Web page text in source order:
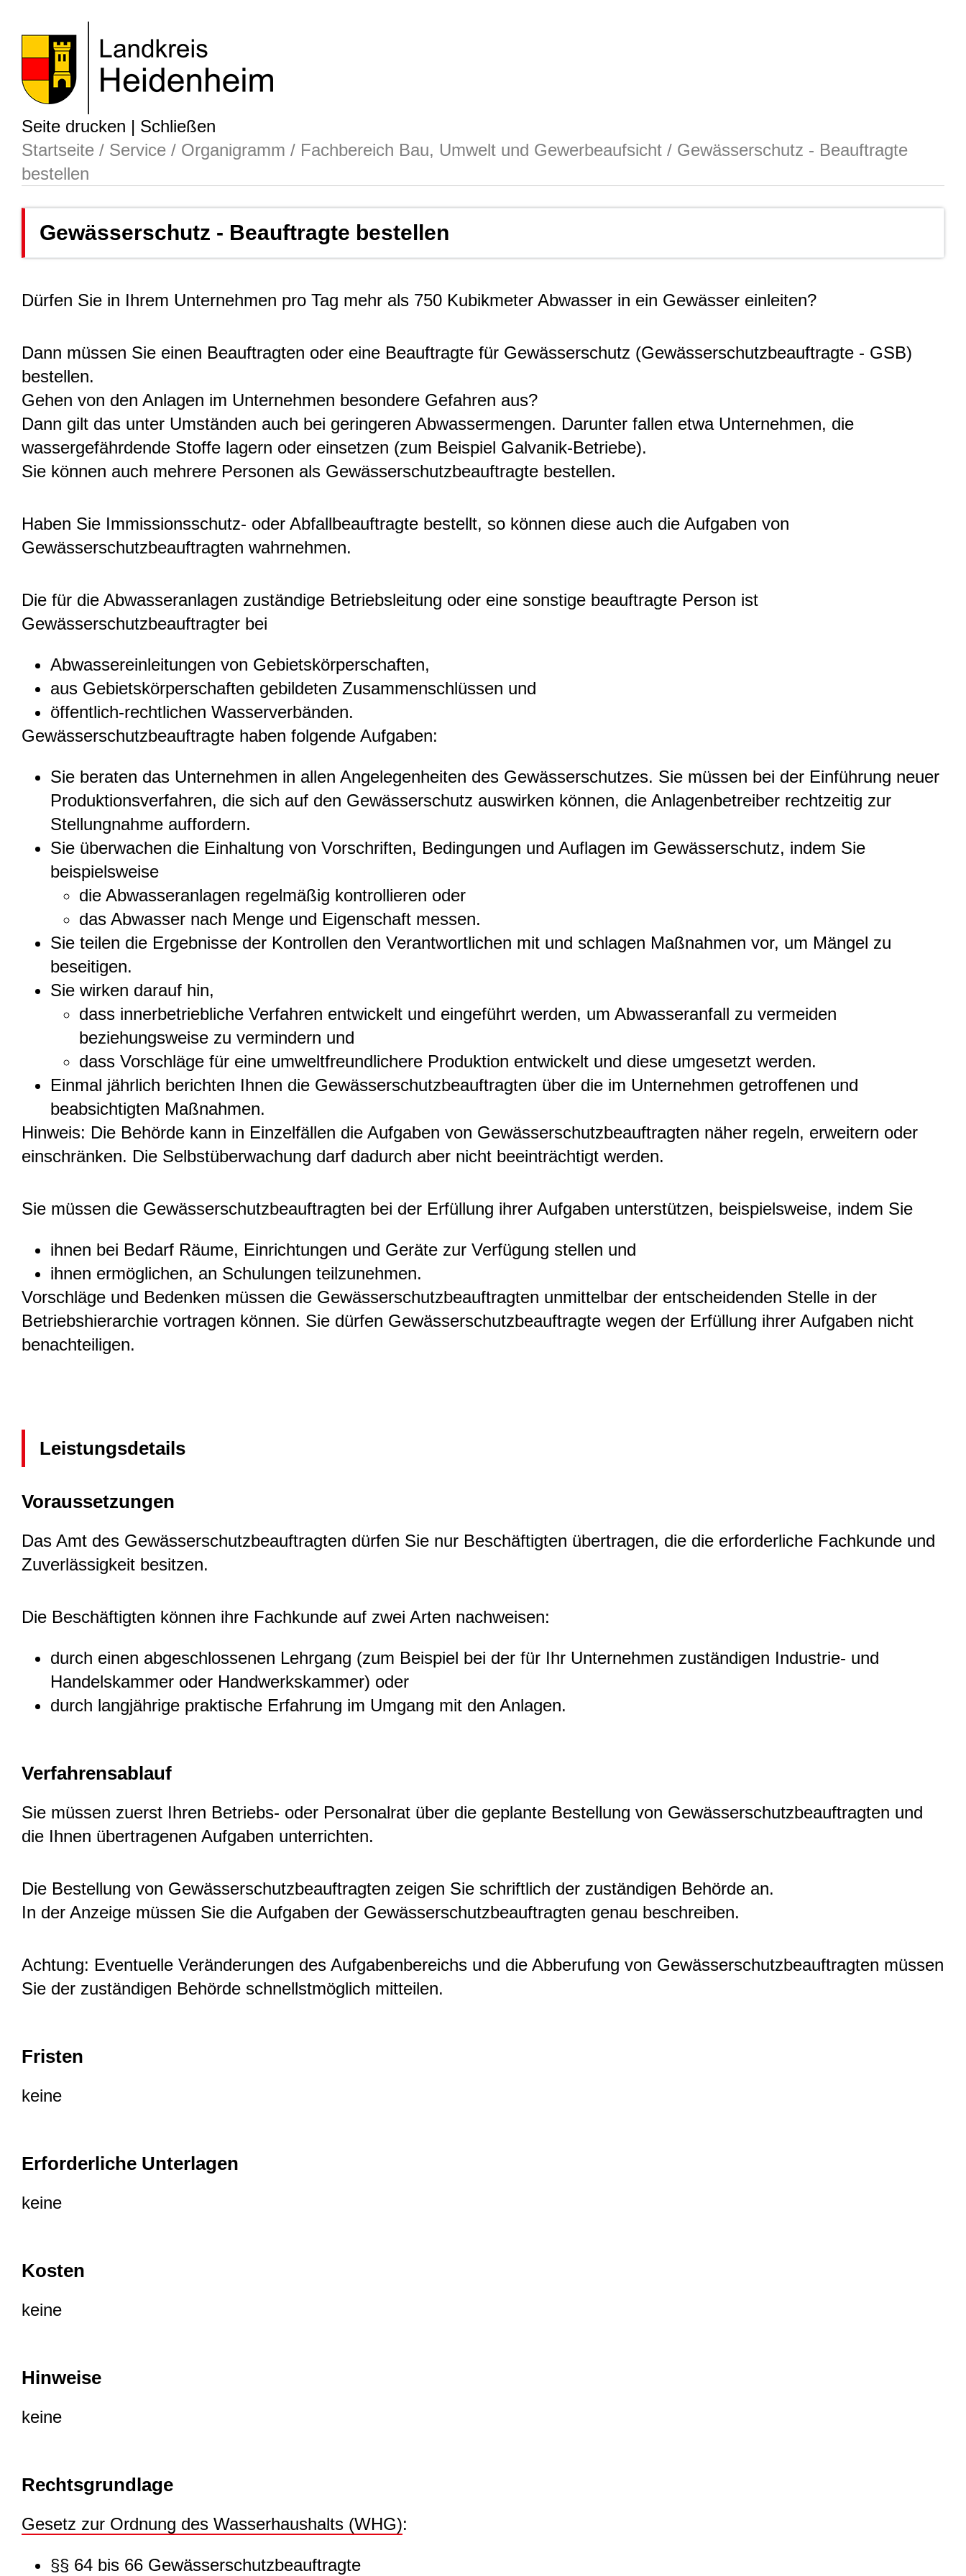
Seite drucken | Schließen
Startseite / Service / Organigramm / Fachbereich Bau, Umwelt und Gewerbeaufsicht / Gewässerschutz - Beauftragte
bestellen
Gewässerschutz - Beauftragte bestellen
Dürfen Sie in Ihrem Unternehmen pro Tag mehr als 750 Kubikmeter Abwasser in ein Gewässer einleiten?
Dann müssen Sie einen Beauftragten oder eine Beauftragte für Gewässerschutz (Gewässerschutzbeauftragte - GSB)
bestellen.
Gehen von den Anlagen im Unternehmen besondere Gefahren aus?
Dann gilt das unter Umständen auch bei geringeren Abwassermengen. Darunter fallen etwa Unternehmen, die
wassergefährdende Stoffe lagern oder einsetzen (zum Beispiel Galvanik-Betriebe).
Sie können auch mehrere Personen als Gewässerschutzbeauftragte bestellen.
Haben Sie Immissionsschutz- oder Abfallbeauftragte bestellt, so können diese auch die Aufgaben von
Gewässerschutzbeauftragten wahrnehmen.
Die für die Abwasseranlagen zuständige Betriebsleitung oder eine sonstige beauftragte Person ist
Gewässerschutzbeauftragter bei
Abwassereinleitungen von Gebietskörperschaften,
aus Gebietskörperschaften gebildeten Zusammenschlüssen und
öffentlich-rechtlichen Wasserverbänden.
Gewässerschutzbeauftragte haben folgende Aufgaben:
Sie beraten das Unternehmen in allen Angelegenheiten des Gewässerschutzes. Sie müssen bei der Einführung neuer
Produktionsverfahren, die sich auf den Gewässerschutz auswirken können, die Anlagenbetreiber rechtzeitig zur
Stellungnahme auffordern.
Sie überwachen die Einhaltung von Vorschriften, Bedingungen und Auflagen im Gewässerschutz, indem Sie
beispielsweise
die Abwasseranlagen regelmäßig kontrollieren oder
das Abwasser nach Menge und Eigenschaft messen.
Sie teilen die Ergebnisse der Kontrollen den Verantwortlichen mit und schlagen Maßnahmen vor, um Mängel zu
beseitigen.
Sie wirken darauf hin,
dass innerbetriebliche Verfahren entwickelt und eingeführt werden, um Abwasseranfall zu vermeiden
beziehungsweise zu vermindern und
dass Vorschläge für eine umweltfreundlichere Produktion entwickelt und diese umgesetzt werden.
Einmal jährlich berichten Ihnen die Gewässerschutzbeauftragten über die im Unternehmen getroffenen und
beabsichtigten Maßnahmen.
Hinweis: Die Behörde kann in Einzelfällen die Aufgaben von Gewässerschutzbeauftragten näher regeln, erweitern oder
einschränken. Die Selbstüberwachung darf dadurch aber nicht beeinträchtigt werden.
Sie müssen die Gewässerschutzbeauftragten bei der Erfüllung ihrer Aufgaben unterstützen, beispielsweise, indem Sie
ihnen bei Bedarf Räume, Einrichtungen und Geräte zur Verfügung stellen und
ihnen ermöglichen, an Schulungen teilzunehmen.
Vorschläge und Bedenken müssen die Gewässerschutzbeauftragten unmittelbar der entscheidenden Stelle in der
Betriebshierarchie vortragen können. Sie dürfen Gewässerschutzbeauftragte wegen der Erfüllung ihrer Aufgaben nicht
benachteiligen.
Leistungsdetails
Voraussetzungen
Das Amt des Gewässerschutzbeauftragten dürfen Sie nur Beschäftigten übertragen, die die erforderliche Fachkunde und
Zuverlässigkeit besitzen.
Die Beschäftigten können ihre Fachkunde auf zwei Arten nachweisen:
durch einen abgeschlossenen Lehrgang (zum Beispiel bei der für Ihr Unternehmen zuständigen Industrie- und
Handelskammer oder Handwerkskammer) oder
durch langjährige praktische Erfahrung im Umgang mit den Anlagen.
Verfahrensablauf
Sie müssen zuerst Ihren Betriebs- oder Personalrat über die geplante Bestellung von Gewässerschutzbeauftragten und
die Ihnen übertragenen Aufgaben unterrichten.
Die Bestellung von Gewässerschutzbeauftragten zeigen Sie schriftlich der zuständigen Behörde an.
In der Anzeige müssen Sie die Aufgaben der Gewässerschutzbeauftragten genau beschreiben.
Achtung: Eventuelle Veränderungen des Aufgabenbereichs und die Abberufung von Gewässerschutzbeauftragten müssen
Sie der zuständigen Behörde schnellstmöglich mitteilen.
Fristen
keine
Erforderliche Unterlagen
keine
Kosten
keine
Hinweise
keine
Rechtsgrundlage
Gesetz zur Ordnung des Wasserhaushalts (WHG):
§§ 64 bis 66 Gewässerschutzbeauftragte